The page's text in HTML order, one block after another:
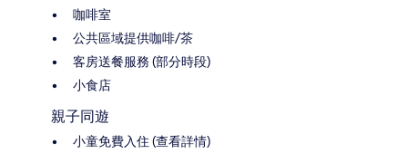
咖啡室
公共區域提供咖啡/茶
客房送餐服務 (部分時段)
小食店
親子同遊
小童免費入住 (查看詳情)